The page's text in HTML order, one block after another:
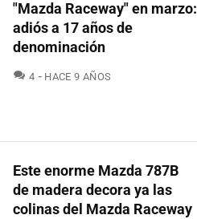
"Mazda Raceway" en marzo:
adiós a 17 años de
denominación
4 COMENTARIOS
HACE 9 AÑOS
Este enorme Mazda 787B
de madera decora ya las
colinas del Mazda Raceway